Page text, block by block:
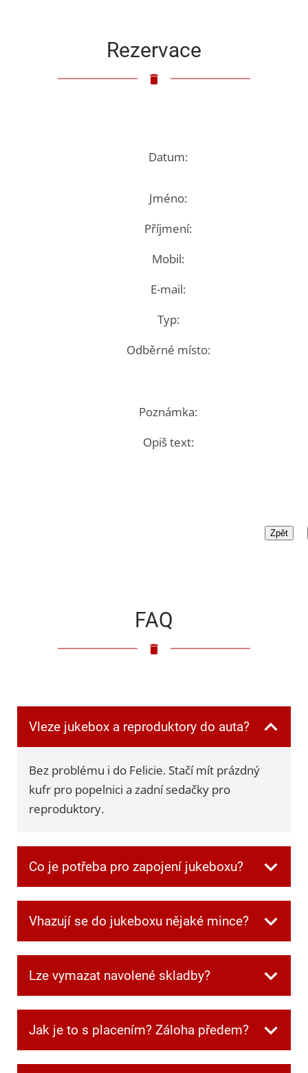
Rezervace
Datum:
Jméno:
Příjmení:
Mobil:
E-mail:
Typ:
Odběrné místo:
Poznámka:
Opiš text:
FAQ
Vleze jukebox a reproduktory do auta?
Bez problému i do Felicie. Stačí mít prázdný
kufr pro popelnici a zadní sedačky pro
reproduktory.
Co je potřeba pro zapojení jukeboxu?
převzetí. Jen je potřeba mít jednu zásuvku
reprobedny.
Vhazují se do jukeboxu nějaké mince?
kredity.
Lze vymazat navolené skladby?
ostatní nechtějí poslouchat, můžete frontu
Jak je to s placením? Záloha předem?